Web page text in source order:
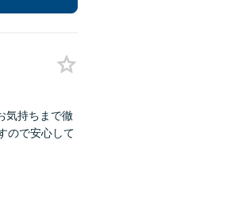
気持ちまで徹
ので安心して